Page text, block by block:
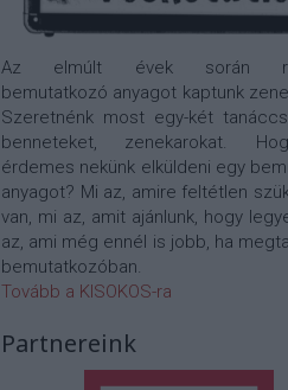
Az elmúlt évek során
bemutatkozó anyagot kaptunk
Szeretnénk most egy-két
benneteket, zenekarokat.
érdemes nekünk elküldeni egy
anyagot? Mi az, amire feltétlen
van, mi az, amit ajánlunk, hogy
az, ami még ennél is jobb, ha
bemutatkozóban.
Tovább a KISOKOS-ra
Partnereink